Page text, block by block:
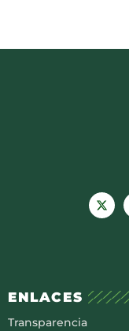
ENLACES
Transparencia